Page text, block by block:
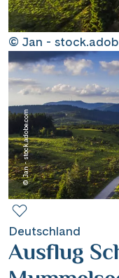
Mentions
Contact
Hotline
© Jan -
© Jan - stock.adobe.com
Deutschland
Ausflug